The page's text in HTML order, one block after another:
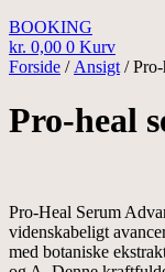
BOOKING
kr. 0,00 0 Kurv
Forside / Ansigt /
Pro-heal
Pro-Heal Serum
videnskabeligt
med botaniske